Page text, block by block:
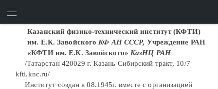
ИНСТИТУТЫ АН "К"
Казанский физико-технический институт (КФТИ)
им. Е.К. Завойского КФ АН СССР, Учреждение РАН
«КФТИ им. Е.К. Завойского» КазНЦ РАН
/Татарстан 420029 г. Казань Сибирский тракт, 10/7
kfti.knc.ru/
Институт создан в 08.1945г. вместе с организацией